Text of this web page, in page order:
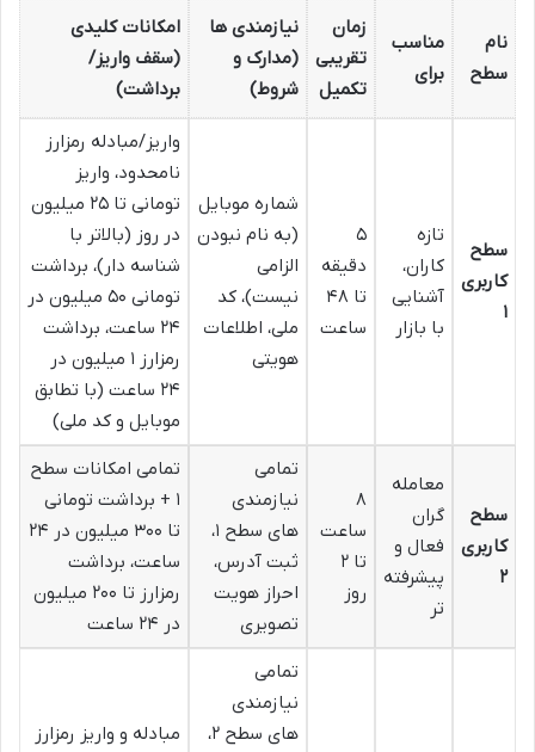
نام
سطح
مناسب
برای
زمان
تقریبی
تکمیل
نیازمندی ها
(مدارک و
شروط)
امکانات کلیدی
(سقف واریز/
برداشت)
سطح
کاربری
۱
تازه
کاران،
آشنایی
با بازار
۵
دقیقه
تا ۴۸
ساعت
شماره موبایل
(به نام نبودن
الزامی
نیست)، کد
ملی، اطلاعات
هویتی
واریز/مبادله رمزارز
نامحدود، واریز
تومانی تا ۲۵ میلیون
در روز (بالاتر با
شناسه دار)، برداشت
تومانی ۵۰ میلیون در
۲۴ ساعت، برداشت
رمزارز ۱ میلیون در
۲۴ ساعت (با تطابق
موبایل و کد ملی)
سطح
کاربری
۲
معامله
گران
فعال و
پیشرفته
تر
۸
ساعت
تا ۲
روز
تمامی
نیازمندی
های سطح ۱،
ثبت آدرس،
احراز هویت
تصویری
تمامی امکانات سطح
۱ + برداشت تومانی
تا ۳۰۰ میلیون در ۲۴
ساعت، برداشت
رمزارز تا ۲۰۰ میلیون
در ۲۴ ساعت
تمامی
نیازمندی
های سطح ۲،
مبادله و واریز رمزارز